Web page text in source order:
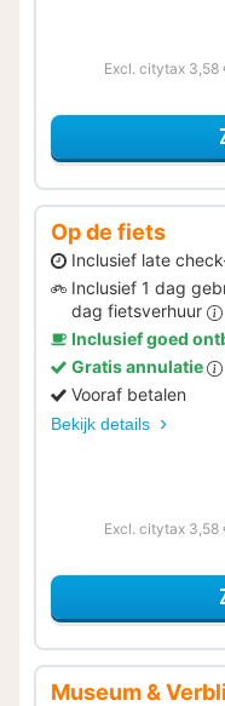
Excl. citytax 3,58
Op de fiets
Inclusief late
Inclusief 1 dag
dag fietsverhuur
Inclusief goed
Gratis annulatie
Vooraf betalen
Bekijk details
Excl. citytax 3,58
Museum &